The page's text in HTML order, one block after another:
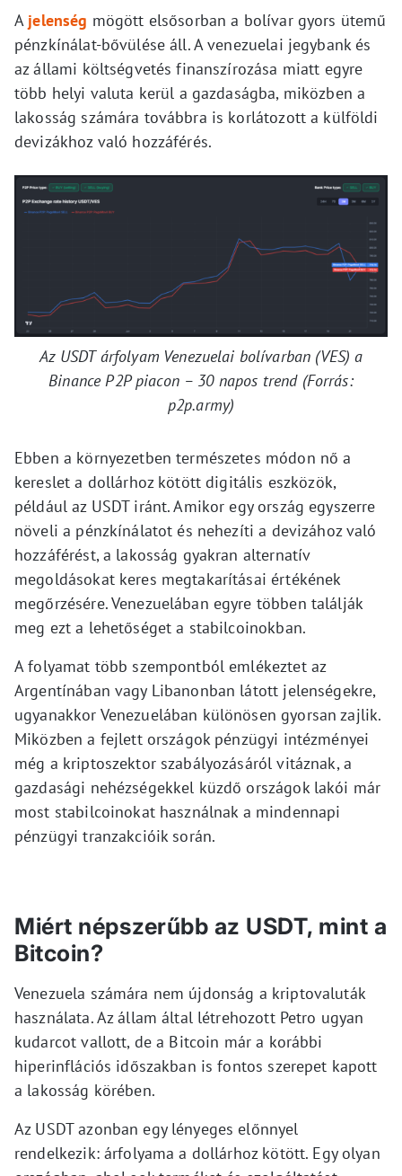
A jelenség mögött elsősorban a bolívar gyors ütemű
pénzkínálat-bővülése áll. A venezuelai jegybank és
az állami költségvetés finanszírozása miatt egyre
több helyi valuta kerül a gazdaságba, miközben a
lakosság számára továbbra is korlátozott a külföldi
devizákhoz való hozzáférés.
Az USDT árfolyam Venezuelai bolívarban (VES) a
Binance P2P piacon – 30 napos trend (Forrás:
p2p.army)
Ebben a környezetben természetes módon nő a
kereslet a dollárhoz kötött digitális eszközök,
például az USDT iránt. Amikor egy ország egyszerre
növeli a pénzkínálatot és nehezíti a devizához való
hozzáférést, a lakosság gyakran alternatív
megoldásokat keres megtakarításai értékének
megőrzésére. Venezuelában egyre többen találják
meg ezt a lehetőséget a stabilcoinokban.
A folyamat több szempontból emlékeztet az
Argentínában vagy Libanonban látott jelenségekre,
ugyanakkor Venezuelában különösen gyorsan zajlik.
Miközben a fejlett országok pénzügyi intézményei
még a kriptoszektor szabályozásáról vitáznak, a
gazdasági nehézségekkel küzdő országok lakói már
most stabilcoinokat használnak a mindennapi
pénzügyi tranzakcióik során.
Miért népszerűbb az USDT, mint a
Bitcoin?
Venezuela számára nem újdonság a kriptovaluták
használata. Az állam által létrehozott Petro ugyan
kudarcot vallott, de a Bitcoin már a korábbi
hiperinflációs időszakban is fontos szerepet kapott
a lakosság körében.
Az USDT azonban egy lényeges előnnyel
rendelkezik: árfolyama a dollárhoz kötött. Egy olyan